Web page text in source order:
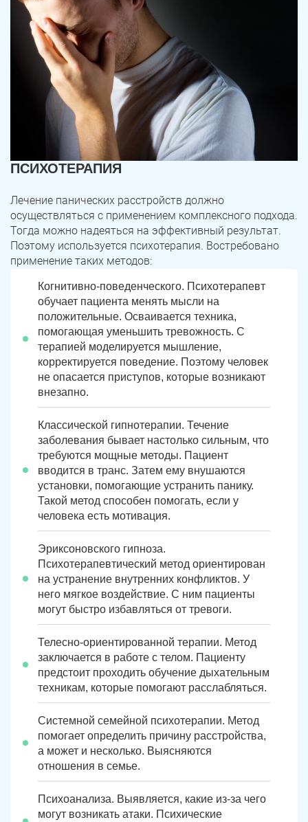
ПСИХОТЕРАПИЯ
Лечение панических расстройств должно
осуществляться с применением комплексного подхода.
Тогда можно надеяться на эффективный результат.
Поэтому используется психотерапия. Востребовано
применение таких методов:
Когнитивно-поведенческого. Психотерапевт
обучает пациента менять мысли на
положительные. Осваивается техника,
помогающая уменьшить тревожность. С
терапией моделируется мышление,
корректируется поведение. Поэтому человек
не опасается приступов, которые возникают
внезапно.
Классической гипнотерапии. Течение
заболевания бывает настолько сильным, что
требуются мощные методы. Пациент
вводится в транс. Затем ему внушаются
установки, помогающие устранить панику.
Такой метод способен помогать, если у
человека есть мотивация.
Эриксоновского гипноза.
Психотерапевтический метод ориентирован
на устранение внутренних конфликтов. У
него мягкое воздействие. С ним пациенты
могут быстро избавляться от тревоги.
Телесно-ориентированной терапии. Метод
заключается в работе с телом. Пациенту
предстоит проходить обучение дыхательным
техникам, которые помогают расслабляться.
Системной семейной психотерапии. Метод
помогает определить причину расстройства,
а может и несколько. Выясняются
отношения в семье.
Психоанализа. Выявляется, какие из-за чего
могут возникать атаки. Психические